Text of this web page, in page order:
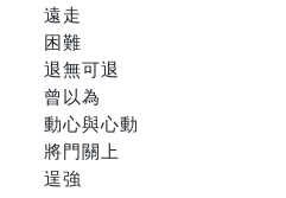
遠走
困難
退無可退
曾以為
動心與心動
將門關上
逞強